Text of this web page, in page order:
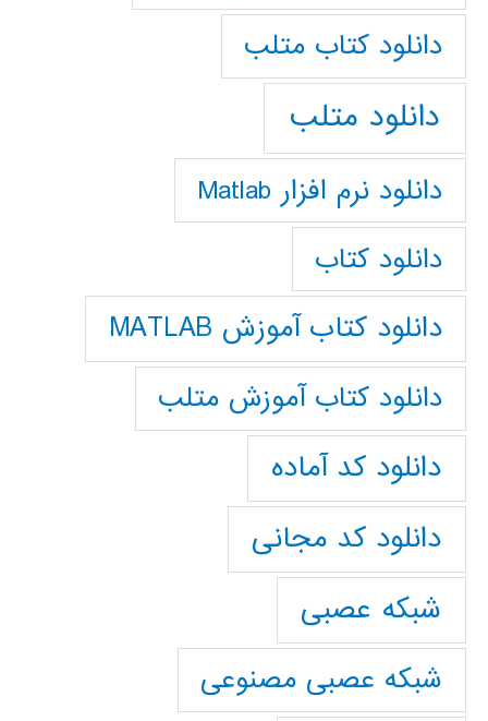
دانلود كتاب متلب
دانلود متلب
دانلود نرم افزار Matlab
دانلود کتاب
دانلود کتاب آموزش MATLAB
دانلود کتاب آموزش متلب
دانلود کد آماده
دانلود کد مجانی
شبکه عصبی
شبکه عصبی مصنوعی